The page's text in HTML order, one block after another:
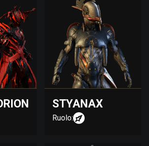
STYANAX
Ruolo: